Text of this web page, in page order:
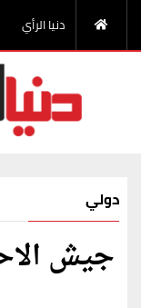
دنيا الرأي
دولي
جيش